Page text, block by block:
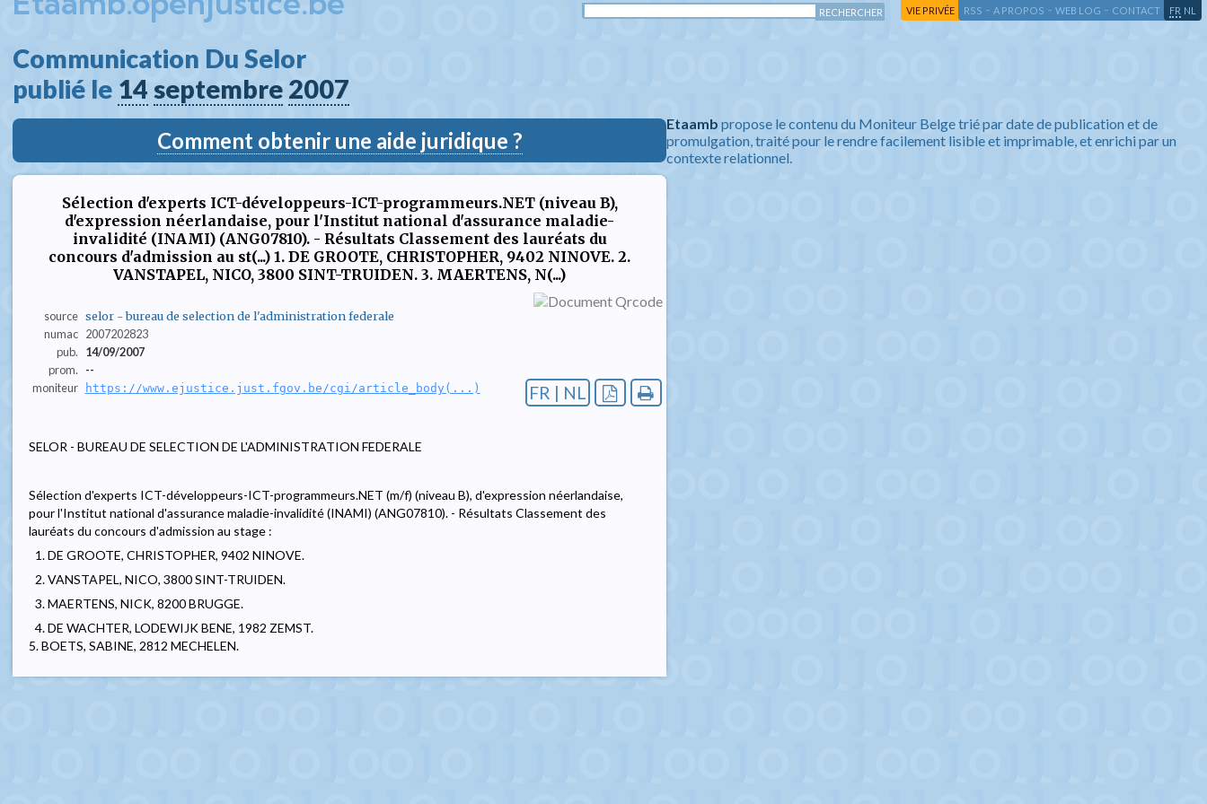
VIE PRIVÉE RSS - A PROPOS - WEB LOG - CONTACT FR NL
Communication Du Selor
publié le 14 septembre 2007
Comment obtenir une aide juridique ?
Sélection d'experts ICT-développeurs-ICT-programmeurs.NET (niveau B),
d'expression néerlandaise, pour l'Institut national d'assurance maladie-
invalidité (INAMI) (ANG07810). - Résultats Classement des lauréats du
concours d'admission au st(...) 1. DE GROOTE, CHRISTOPHER, 9402 NINOVE. 2.
VANSTAPEL, NICO, 3800 SINT-TRUIDEN. 3. MAERTENS, N(...)
source selor - bureau de selection de l'administration federale
numac 2007202823
pub.
14/09/2007
prom.
--
moniteur
https://www.ejustice.just.fgov.be/cgi/article_body(...) FR | NL
SELOR - BUREAU DE SELECTION DE L'ADMINISTRATION FEDERALE
Sélection d'experts ICT-développeurs-ICT-programmeurs.NET (m/f) (niveau B), d'expression néerlandaise,
pour l'Institut national d'assurance maladie-invalidité (INAMI) (ANG07810). - Résultats Classement des
lauréats du concours d'admission au stage :
1. DE GROOTE, CHRISTOPHER, 9402 NINOVE.
2. VANSTAPEL, NICO, 3800 SINT-TRUIDEN.
3. MAERTENS, NICK, 8200 BRUGGE.
4. DE WACHTER, LODEWIJK BENE, 1982 ZEMST.
5. BOETS, SABINE, 2812 MECHELEN.
Etaamb propose le contenu du Moniteur Belge trié par date de publication et de
promulgation, traité pour le rendre facilement lisible et imprimable, et enrichi par un
contexte relationnel.